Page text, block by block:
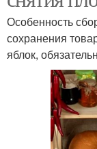
Особенность
сохранения
яблок,